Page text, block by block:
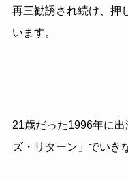
再三勧誘され続け、押
います。
21歳だった1996年に
ズ・リターン」でいき